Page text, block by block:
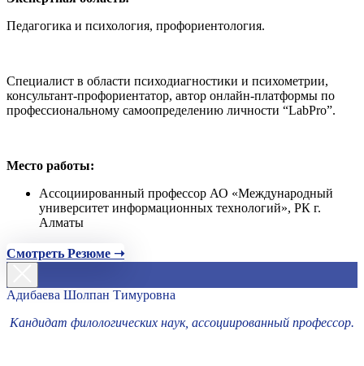
Педагогика и психология, профориентология.
Специалист в области психодиагностики и психометрии,
консультант-профориентатор, автор онлайн-платформы по
профессиональному самоопределению личности “LabPro”.
Место работы:
Ассоциированный профессор АО «Международный
университет информационных технологий», РК г.
Алматы
Смотреть Резюме ➝
Адибаева Шолпан Тимуровна
Кандидат филологических наук, ассоциированный профессор.